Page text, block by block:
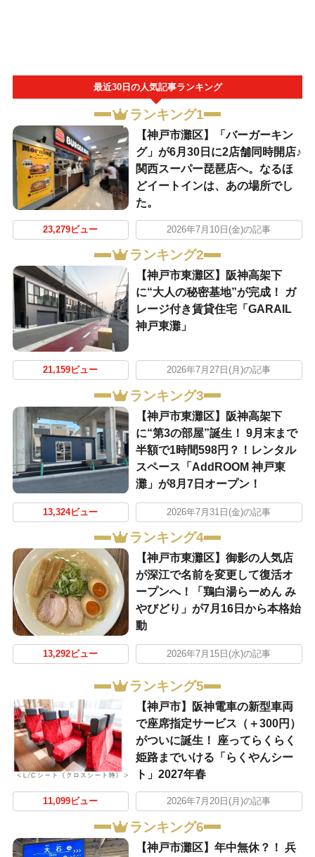
最近30日の人気記事ランキング
ランキング1
【神戸市灘区】「バーガーキン
グ」が6月30日に2店舗同時開店♪
関西スーパー琵琶店へ。なるほ
どイートインは、あの場所でし
た。
23,279ビュー 2026年7月10日(金)の記事
ランキング2
【神戸市東灘区】阪神高架下
に“大人の秘密基地”が完成！ ガ
レージ付き賃貸住宅「GARAIL
神戸東灘」
21,159ビュー 2026年7月27日(月)の記事
ランキング3
【神戸市東灘区】阪神高架下
に“第3の部屋”誕生！ 9月末まで
半額で1時間598円？！レンタル
スペース「AddROOM 神戸東
灘」が8月7日オープン！
13,324ビュー 2026年7月31日(金)の記事
ランキング4
【神戸市東灘区】御影の人気店
が深江で名前を変更して復活オ
ープンへ！「鶏白湯らーめん み
やびどり」が7月16日から本格始
動
13,292ビュー 2026年7月15日(水)の記事
ランキング5
【神戸市】阪神電車の新型車両
で座席指定サービス（＋300円）
がついに誕生！ 座ってらくらく
姫路までいける「らくやんシー
ト」2027年春
11,099ビュー 2026年7月20日(月)の記事
ランキング6
【神戸市灘区】年中無休？！ 兵